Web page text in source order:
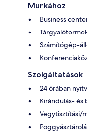
Munkához
Business
Számítógép-
Szolgáltatások
24 órában
Kirándulás-
Vegytisztítási/